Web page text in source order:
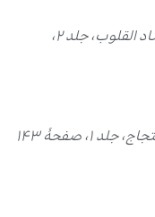
القلوب، جلد۲،
جلد۱، صفحۀ۱۴۳